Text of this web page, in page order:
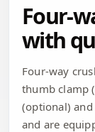
Four-
with
Four-way
thumb clamp
(optional) and
and are